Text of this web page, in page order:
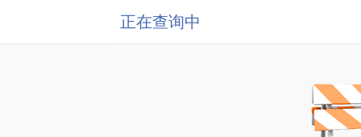
正在查询中